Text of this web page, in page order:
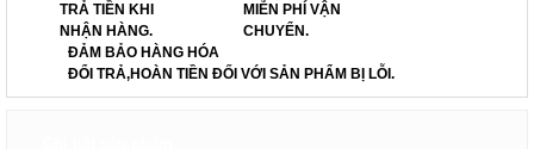
TRẢ TIỀN KHI
NHẬN HÀNG.
MIỄN PHÍ VẬN
CHUYỂN.
ĐẢM BẢO HÀNG HÓA
ĐỔI TRẢ,HOÀN TIỀN ĐỐI VỚI SẢN PHẨM BỊ LỖI.